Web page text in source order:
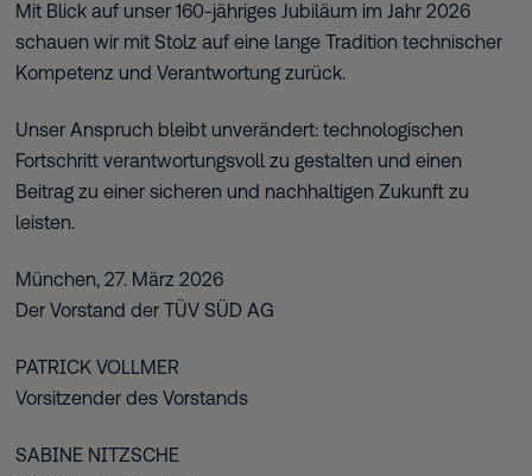
Mit Blick auf unser 160-jähriges Jubiläum im Jahr 2026
schauen wir mit Stolz auf eine lange Tradition technischer
Kompetenz und Verantwortung zurück.
Unser Anspruch bleibt unverändert: technologischen
Fortschritt verantwortungsvoll zu gestalten und einen
Beitrag zu einer sicheren und nachhaltigen Zukunft zu
leisten.
München, 27. März 2026
Der Vorstand der TÜV SÜD AG
Patrick Vollmer
Vorsitzender des Vorstands
Sabine Nitzsche